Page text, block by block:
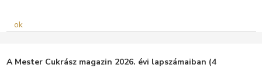
ok
A Mester Cukrász magazin 2026. évi lapszámaiban (4